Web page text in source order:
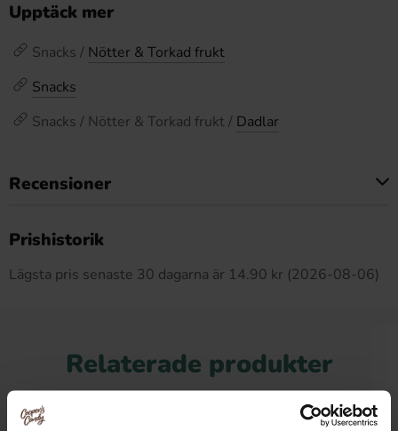
Upptäck mer
Snacks / Nötter & Torkad frukt
Snacks
Snacks / Nötter & Torkad frukt / Dadlar
Recensioner
Prishistorik
Lägsta pris senaste 30 dagarna är 14.90 kr (2026-08-06)
Relaterade produkter